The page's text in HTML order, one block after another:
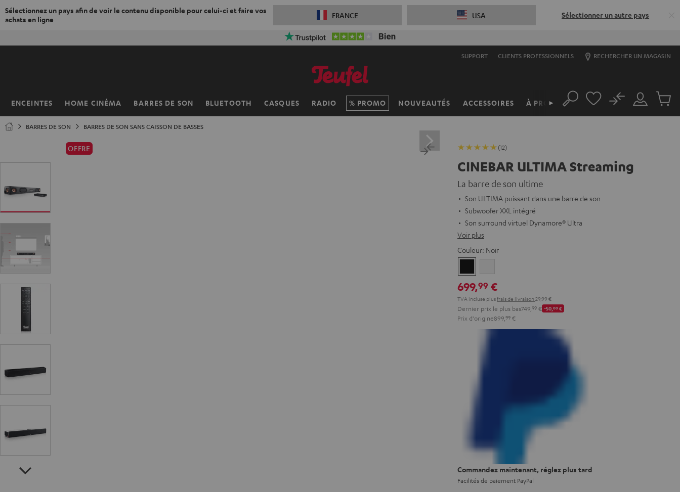
Sélectionnez un pays afin de voir le contenu disponible pour celui-ci et faire vos
achats en ligne
FRANCE USA Sélectionner un autre pays
50% de réduction sur la livraison VKF-72F 06
SUPPORT CLIENTS PROFESSIONNELS RECHERCHER UN MAGASIN
ENCEINTES HOME CINÉMA BARRES DE SON BLUETOOTH CASQUES RADIO PROMO NOUVEAUTÉS ACCESSOIRES À PROPOS
►
Page
d’accueil
Rechercher
Mon
compte
No
BARRES DE SON BARRES DE SON SANS CAISSON DE BASSES
OFFRE (12)
CINEBAR ULTIMA Streaming
La barre de son ultime
Son ULTIMA puissant dans une barre de son
Subwoofer XXL intégré
Son surround virtuel Dynamore® Ultra
Voir plus
Couleur: Noir
699,99 €
TVA incluse plusfrais de livraison 29,99 €
Dernier prix le plus bas749, 99 € -50, 00€
Prix d'origine899, 99 €
Commandez maintenant, réglez plus tard
Facilités de paiement PayPal